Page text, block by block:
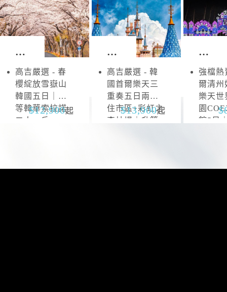
首
雪
嶽
山
高吉嚴選 - 春
櫻綻放雪嶽山
韓國五日｜升
等韓華索拉諾
二人一戶
12,900起
首
抱
川
高吉嚴選 - 韓
國首爾樂天三
重奏五日兩晚
住市區+彩虹之
森片場｜升等
13,900起
首
強檔熱
爾清州
樂天世
園
館5日